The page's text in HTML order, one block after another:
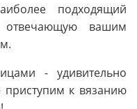
подходящий
вашим
- удивительно
приступим к вязанию